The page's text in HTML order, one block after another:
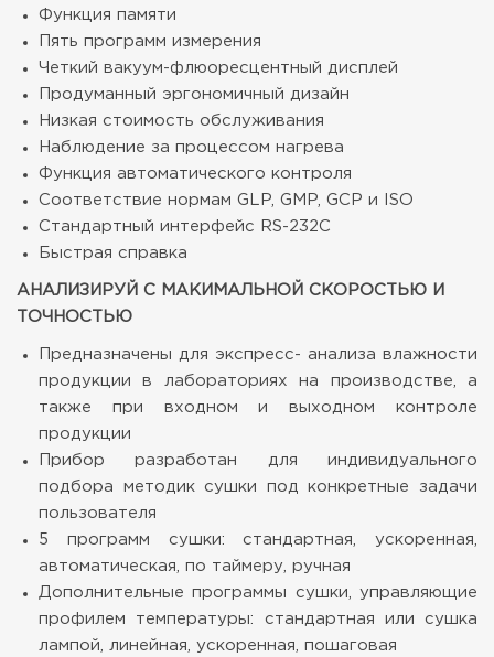
Функция памяти
Пять программ измерения
Четкий вакуум-флюоресцентный дисплей
Продуманный эргономичный дизайн
Низкая стоимость обслуживания
Наблюдение за процессом нагрева
Функция автоматического контроля
Соответствие нормам GLP, GMP, GCP и ISO
Стандартный интерфейс RS-232С
Быстрая справка
АНАЛИЗИРУЙ С МАКИМАЛЬНОЙ СКОРОСТЬЮ И
ТОЧНОСТЬЮ
Предназначены для экспресс- анализа влажности
продукции в лабораториях на производстве, а
также при входном и выходном контроле
продукции
Прибор разработан для индивидуального
подбора методик сушки под конкретные задачи
пользователя
5 программ сушки: стандартная, ускоренная,
автоматическая, по таймеру, ручная
Дополнительные программы сушки, управляющие
профилем температуры: стандартная или сушка
лампой, линейная, ускоренная, пошаговая